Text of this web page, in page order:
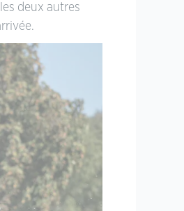
deux autres